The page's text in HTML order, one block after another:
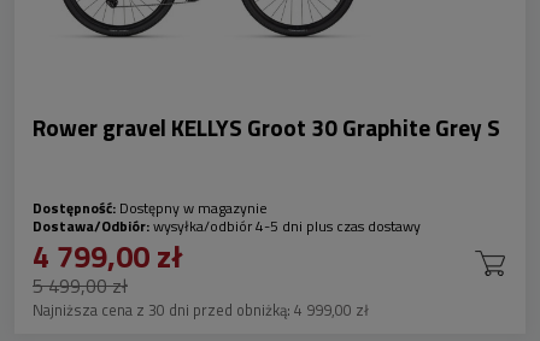
Rower gravel KELLYS Groot 30 Graphite Grey S
Dostępność: Dostępny w magazynie
Dostawa/Odbiór:wysyłka/odbiór 4-5 dni plus czas dostawy
4 799,00 zł
5 499,00 zł
Najniższa cena z 30 dni przed obniżką: 4 999,00 zł